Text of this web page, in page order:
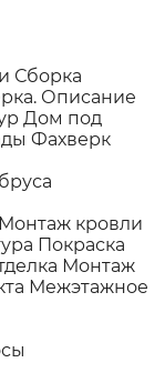
Сборка
Описание
Дом под
Фахверк
Монтаж кровли
Покраска
Монтаж
Межэтажное